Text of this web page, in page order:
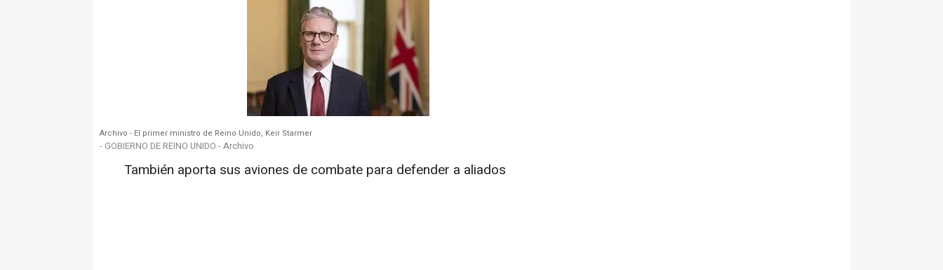
Archivo - El primer ministro de Reino Unido, Keir Starmer
- GOBIERNO DE REINO UNIDO - Archivo
También aporta sus aviones de combate para defender a aliados